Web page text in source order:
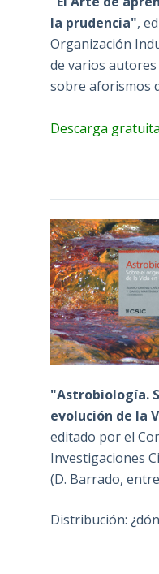
la prudencia",
Organización
de varios
sobre aforismos
Descarga gratuita
"Astrobiología.
evolución de la
editado por el
Investigaciones
(D. Barrado,
Distribución: